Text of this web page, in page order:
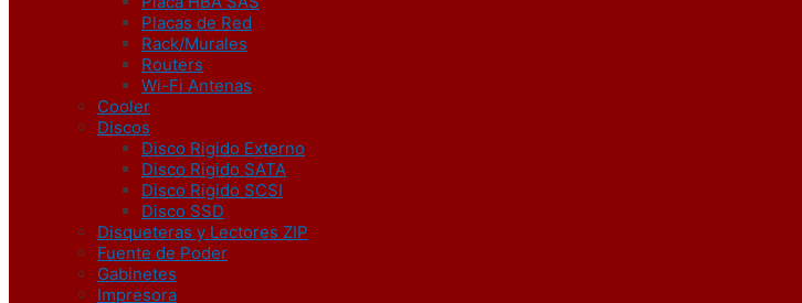
Placas de Red
Rack/Murales
Routers
Wi-Fi Antenas
Cooler
Discos
Disco Rigido Externo
Disco Rigido SATA
Disco Rigido SCSI
Disco SSD
Disqueteras y Lectores ZIP
Fuente de Poder
Gabinetes
Impresora